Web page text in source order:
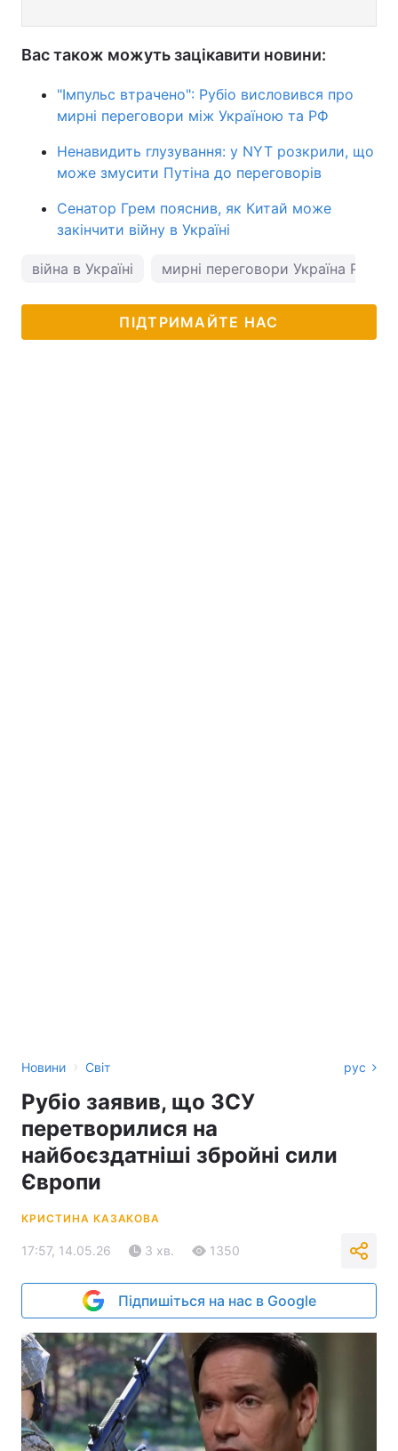
Вас також можуть зацікавити новини:
"Імпульс втрачено": Рубіо висловився про
мирні переговори між Україною та РФ
Ненавидить глузування: у NYT розкрили, що
може змусити Путіна до переговорів
Сенатор Грем пояснив, як Китай може
закінчити війну в Україні
війна в Україні мирні переговори Україна Росія
ПІДТРИМАЙТЕ НАС
Новини › Світ рус
Рубіо заявив, що ЗСУ
перетворилися на
найбоєздатніші збройні сили
Європи
КРИСТИНА КАЗАКОВА
17:57, 14.05.26 3 хв. 1350
Підпишіться на нас в Google